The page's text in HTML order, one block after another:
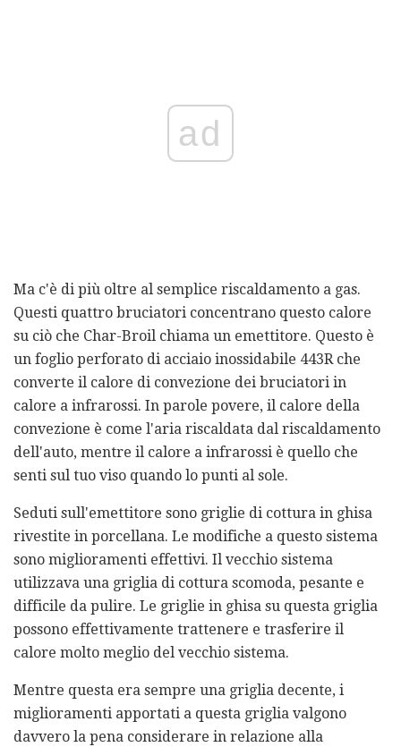
ad
Ma c'è di più oltre al semplice riscaldamento a gas.
Questi quattro bruciatori concentrano questo calore
su ciò che Char-Broil chiama un emettitore. Questo è
un foglio perforato di acciaio inossidabile 443R che
converte il calore di convezione dei bruciatori in
calore a infrarossi. In parole povere, il calore della
convezione è come l'aria riscaldata dal riscaldamento
dell'auto, mentre il calore a infrarossi è quello che
senti sul tuo viso quando lo punti al sole.
Seduti sull'emettitore sono griglie di cottura in ghisa
rivestite in porcellana. Le modifiche a questo sistema
sono miglioramenti effettivi. Il vecchio sistema
utilizzava una griglia di cottura scomoda, pesante e
difficile da pulire. Le griglie in ghisa su questa griglia
possono effettivamente trattenere e trasferire il
calore molto meglio del vecchio sistema.
Mentre questa era sempre una griglia decente, i
miglioramenti apportati a questa griglia valgono
davvero la pena considerare in relazione alla